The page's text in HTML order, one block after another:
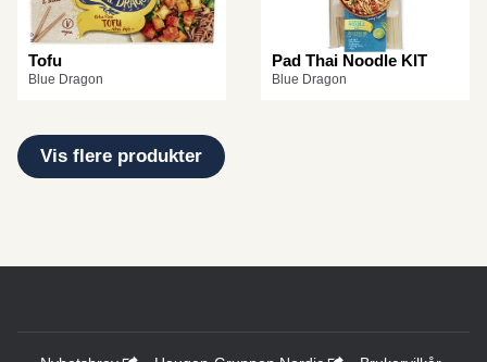
Tofu
Blue Dragon
Pad Thai Noodle KIT
Blue Dragon
Vis flere produkter